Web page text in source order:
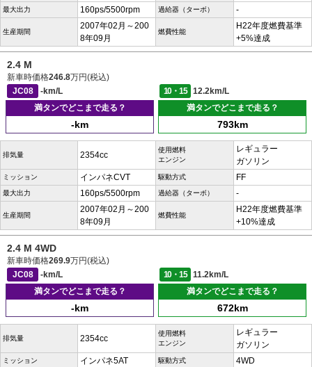
最大出力 160ps/5500rpm 過給器（ターボ） -
生産期間
2007年02月～200
8年09月
燃費性能
H22年度燃費基準
+5%達成
2.4 M
新車時価格246.8万円(税込)
JC08
-km/L 10・15
12.2km/L
満タンでどこまで走る？
-km
満タンでどこまで走る？
793km
排気量 2354cc
使用燃料
エンジン
レギュラー
ガソリン
ミッション インパネCVT 駆動方式 FF
最大出力 160ps/5500rpm 過給器（ターボ） -
生産期間
2007年02月～200
8年09月
燃費性能
H22年度燃費基準
+10%達成
2.4 M 4WD
新車時価格269.9万円(税込)
JC08
-km/L 10・15
11.2km/L
満タンでどこまで走る？
-km
満タンでどこまで走る？
672km
排気量 2354cc
使用燃料
エンジン
レギュラー
ガソリン
ミッション インパネ5AT 駆動方式 4WD